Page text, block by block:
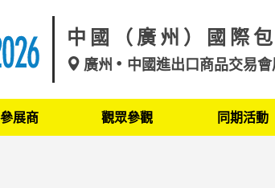
中國（廣州）國際
廣州 中國進出口商品交易
參展商 觀眾參觀 同期活動